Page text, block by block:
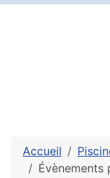
Accueil
Évènements